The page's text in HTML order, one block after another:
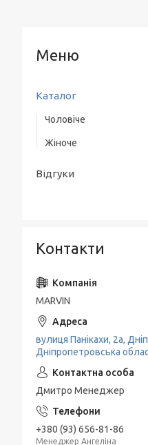
Каталог
Чоловіче
Верхній одяг
Жіноче
Відгуки
Контакти
MARVIN
вулиця Панікахи, 2а,
Дніпропетровська
Дмитро Менеджер
+380 (93) 656-81-86
Менеджер Ангеліна